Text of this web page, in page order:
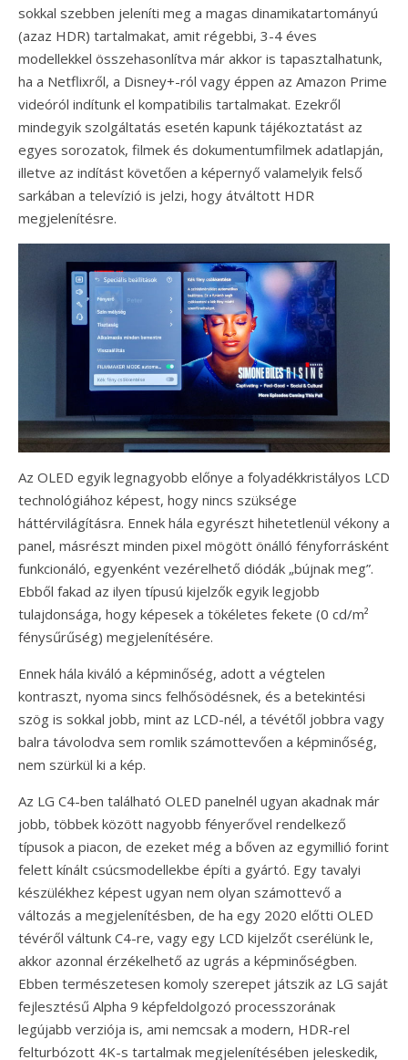
sokkal szebben jeleníti meg a magas dinamikatartományú
(azaz HDR) tartalmakat, amit régebbi, 3-4 éves
modellekkel összehasonlítva már akkor is tapasztalhatunk,
ha a Netflixről, a Disney+-ról vagy éppen az Amazon Prime
videóról indítunk el kompatibilis tartalmakat. Ezekről
mindegyik szolgáltatás esetén kapunk tájékoztatást az
egyes sorozatok, filmek és dokumentumfilmek adatlapján,
illetve az indítást követően a képernyő valamelyik felső
sarkában a televízió is jelzi, hogy átváltott HDR
megjelenítésre.
Az OLED egyik legnagyobb előnye a folyadékkristályos LCD
technológiához képest, hogy nincs szüksége
háttérvilágításra. Ennek hála egyrészt hihetetlenül vékony a
panel, másrészt minden pixel mögött önálló fényforrásként
funkcionáló, egyenként vezérelhető diódák „bújnak meg”.
Ebből fakad az ilyen típusú kijelzők egyik legjobb
tulajdonsága, hogy képesek a tökéletes fekete (0 cd/m²
fénysűrűség) megjelenítésére.
Ennek hála kiváló a képminőség, adott a végtelen
kontraszt, nyoma sincs felhősödésnek, és a betekintési
szög is sokkal jobb, mint az LCD-nél, a tévétől jobbra vagy
balra távolodva sem romlik számottevően a képminőség,
nem szürkül ki a kép.
Az LG C4-ben található OLED panelnél ugyan akadnak már
jobb, többek között nagyobb fényerővel rendelkező
típusok a piacon, de ezeket még a bőven az egymillió forint
felett kínált csúcsmodellekbe építi a gyártó. Egy tavalyi
készülékhez képest ugyan nem olyan számottevő a
változás a megjelenítésben, de ha egy 2020 előtti OLED
tévéről váltunk C4-re, vagy egy LCD kijelzőt cserélünk le,
akkor azonnal érzékelhető az ugrás a képminőségben.
Ebben természetesen komoly szerepet játszik az LG saját
fejlesztésű Alpha 9 képfeldolgozó processzorának
legújabb verziója is, ami nemcsak a modern, HDR-rel
felturbózott 4K-s tartalmak megjelenítésében jeleskedik,